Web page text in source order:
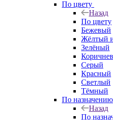
По цвету
Назад
По цвету
Бежевый
Жёлтый
Зелёный
Серый
Красный
Светлый
Тёмный
По назначению
Назад
По